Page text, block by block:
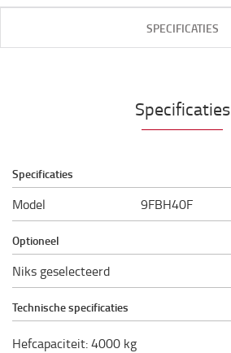
SPECIFICATIES
Specificaties
Specificaties
Model 9FBH40F
Optioneel
Niks geselecteerd
Technische specificaties
Hefcapaciteit:4000 kg